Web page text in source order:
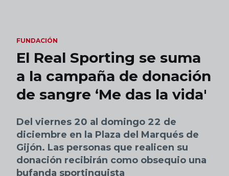
FUNDACIÓN
El Real Sporting se suma
a la campaña de donación
de sangre ‘Me das la vida'
Del viernes 20 al domingo 22 de
diciembre en la Plaza del Marqués de
Gijón. Las personas que realicen su
donación recibirán como obsequio una
bufanda sportinguista